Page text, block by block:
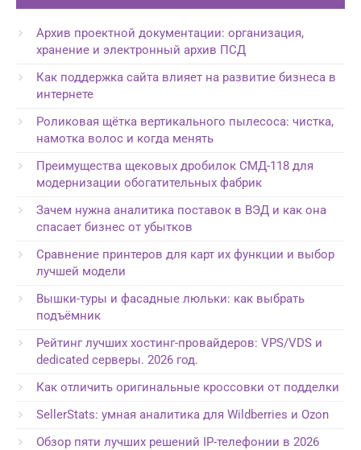
Архив проектной документации: организация,
хранение и электронный архив ПСД
Как поддержка сайта влияет на развитие бизнеса в
интернете
Роликовая щётка вертикального пылесоса: чистка,
намотка волос и когда менять
Преимущества щековых дробилок СМД-118 для
модернизации обогатительных фабрик
Зачем нужна аналитика поставок в ВЭД и как она
спасает бизнес от убытков
Сравнение принтеров для карт их функции и выбор
лучшей модели
Вышки-туры и фасадные люльки: как выбрать
подъёмник
Рейтинг лучших хостинг-провайдеров: VPS/VDS и
dedicated серверы. 2026 год.
Как отличить оригинальные кроссовки от подделки
SellerStats: умная аналитика для Wildberries и Ozon
Обзор пяти лучших решений IP-телефонии в 2026